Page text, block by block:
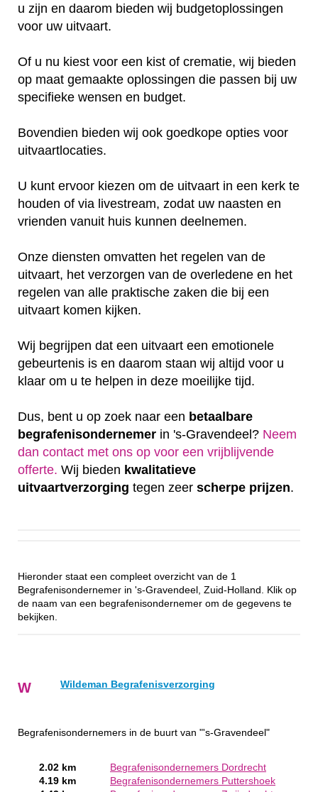
u zijn en daarom bieden wij budgetoplossingen
voor uw uitvaart.
Of u nu kiest voor een kist of crematie, wij bieden
op maat gemaakte oplossingen die passen bij uw
specifieke wensen en budget.
Bovendien bieden wij ook goedkope opties voor
uitvaartlocaties.
U kunt ervoor kiezen om de uitvaart in een kerk te
houden of via livestream, zodat uw naasten en
vrienden vanuit huis kunnen deelnemen.
Onze diensten omvatten het regelen van de
uitvaart, het verzorgen van de overledene en het
regelen van alle praktische zaken die bij een
uitvaart komen kijken.
Wij begrijpen dat een uitvaart een emotionele
gebeurtenis is en daarom staan wij altijd voor u
klaar om u te helpen in deze moeilijke tijd.
Dus, bent u op zoek naar een betaalbare
begrafenisondernemer in 's-Gravendeel? Neem
dan contact met ons op voor een vrijblijvende
offerte‎. Wij bieden kwalitatieve
uitvaartverzorging tegen zeer scherpe prijzen.
Hieronder staat een compleet overzicht van de 1
Begrafenisondernemer in 's-Gravendeel, Zuid-Holland. Klik op
de naam van een begrafenisondernemer om de gegevens te
bekijken.
W Wildeman Begrafenisverzorging
Begrafenisondernemers in de buurt van "'s-Gravendeel"
2.02 km
Begrafenisondernemers Dordrecht
4.19 km
Begrafenisondernemers Puttershoek